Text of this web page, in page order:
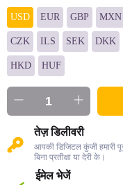
USD EUR GBP MXN
CZK ILS SEK DKK
HKD HUF
तेज़ डिलीवरी
आपकी डिजिटल कुंजी हमारी
बिना प्रतीक्षा या देरी के।
ईमेल भेजें